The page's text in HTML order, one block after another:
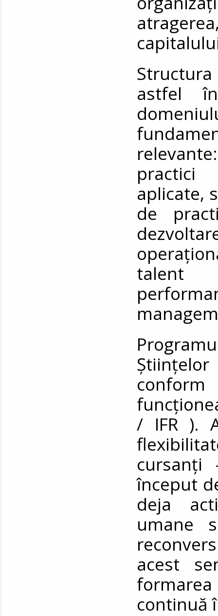
astfel
practici
aplicate,
de
talent
/ IFR ).
început
deja
umane
acest
continuă